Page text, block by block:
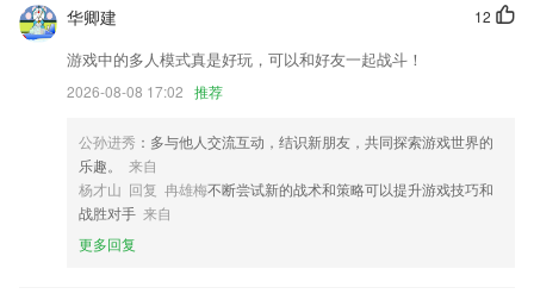
在15分钟左右，配合考生学习的特殊性，合理利用碎片时间轻松掌握核
心考点解决高频错题；
2.由早道出品的50音图视频教程，包含了早道高级特聘教师针对日语初学
者量身定做的50音图课程视频。只要你下载的APP任性随意看个遍，在
3.在学习的同时还能不断的挑战自己，看看你的汉字量大不大。
4.医学生考试题库的软件，这边的题目是有很多的。
5.如果你羡慕NBA球星精准的投篮，华丽的过人，霸气的扣篮，这里有N
BA球星亲身篮球教学；
12
华卿建
游戏中的多人模式真是好玩，可以和好友一起战斗！
2026-08-08 17:02 推荐
公孙进秀 ：多与他人交流互动，结识新朋友，共同探索游戏世界的
乐趣。
来自
杨才山 回复 冉雄梅不断尝试新的战术和策略可以提升游戏技巧和
战胜对手 来自
更多回复